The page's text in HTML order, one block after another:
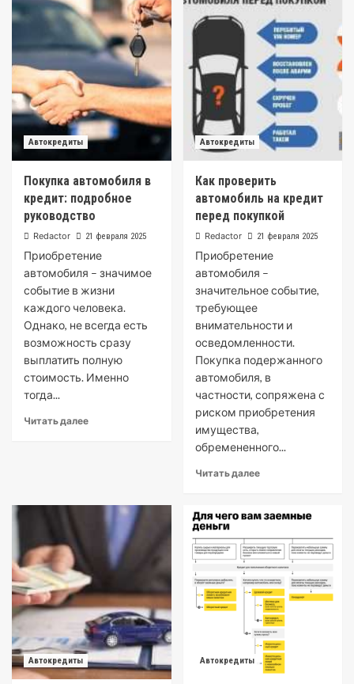
Автокредиты
Покупка автомобиля в
кредит: подробное
руководство
Redactor 21 февраля 2025
Приобретение
автомобиля – значимое
событие в жизни
каждого человека.
Однако, не всегда есть
возможность сразу
выплатить полную
стоимость. Именно
тогда...
Читать далее
Автокредиты
Как проверить
автомобиль на кредит
перед покупкой
Redactor 21 февраля 2025
Приобретение
автомобиля –
значительное событие,
требующее
внимательности и
осведомленности.
Покупка подержанного
автомобиля, в
частности, сопряжена с
риском приобретения
имущества,
обремененного...
Читать далее
Автокредиты Автокредиты